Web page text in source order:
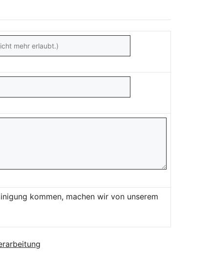
kommen, machen wir von unserem